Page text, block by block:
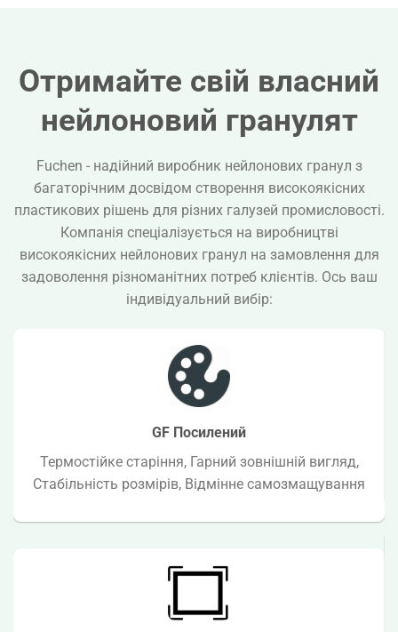
Отримайте свій власний
нейлоновий гранулят
Fuchen - надійний виробник нейлонових гранул з
багаторічним досвідом створення високоякісних
пластикових рішень для різних галузей промисловості.
Компанія спеціалізується на виробництві
високоякісних нейлонових гранул на замовлення для
задоволення різноманітних потреб клієнтів. Ось ваш
індивідуальний вибір:
GF Посилений
Термостійке старіння, Гарний зовнішній вигляд,
Стабільність розмірів, Відмінне самозмащування